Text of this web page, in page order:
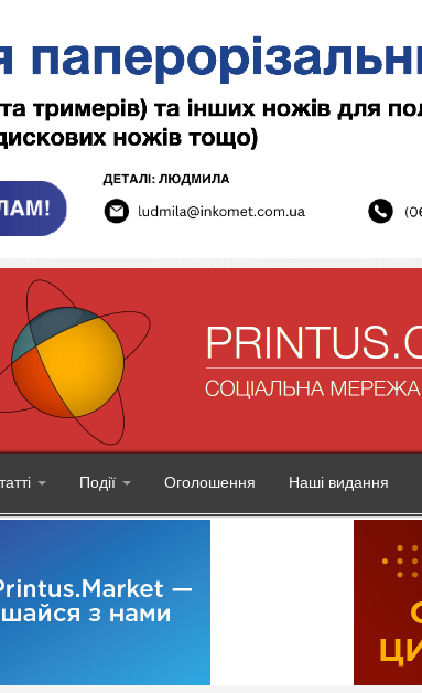
Події Оголошення Наші видання